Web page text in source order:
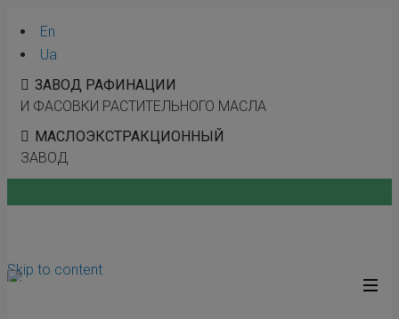
En
Ua
ЗАВОД РАФИНАЦИИ
И ФАСОВКИ РАСТИТЕЛЬНОГО МАСЛА
МАСЛОЭКСТРАКЦИОННЫЙ
ЗАВОД
Skip to content